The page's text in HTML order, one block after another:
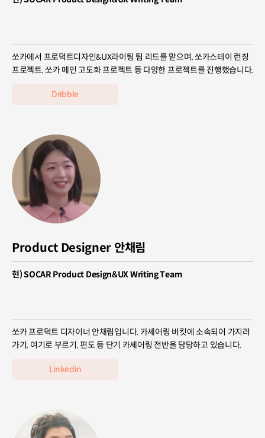
쏘카에서 프로덕트디자인&UX라이팅 팀 리드를 맡으며, 쏘카스테이 런칭
프로젝트, 쏘카 메인 고도화 프로젝트 등 다양한 프로젝트를 진행했습니다.
Dribble
Product Designer 안채림
현) SOCAR Product Design&UX Writing Team
쏘카 프로덕트 디자이너 안채림입니다. 카셰어링 버킷에 소속되어 가지러
가기, 여기로 부르기, 편도 등 단기 카셰어링 전반을 담당하고 있습니다.
Linkedin